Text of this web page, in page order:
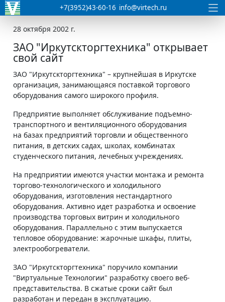
+7(3952)43-60-16 info@virtech.ru
28 октября 2002 г.
ЗАО "Иркутскторгтехника" открывает
свой сайт
ЗАО "Иркутскторгтехника" – крупнейшая в Иркутске
организация, занимающаяся поставкой торгового
оборудования самого широкого профиля.
Предприятие выполняет обслуживание подъемно-
транспортного и вентиляционного оборудования
на базах предприятий торговли и общественного
питания, в детских садах, школах, комбинатах
студенческого питания, лечебных учреждениях.
На предприятии имеются участки монтажа и ремонта
торгово-технологического и холодильного
оборудования, изготовления нестандартного
оборудования. Активно идет разработка и освоение
производства торговых витрин и холодильного
оборудования. Параллельно с этим выпускается
тепловое оборудование: жарочные шкафы, плиты,
электрообогреватели.
ЗАО "Иркутскторгтехника" поручило компании
"Виртуальные Технологии" разработку своего веб-
представительства. В сжатые сроки сайт был
разработан и передан в эксплуатацию.